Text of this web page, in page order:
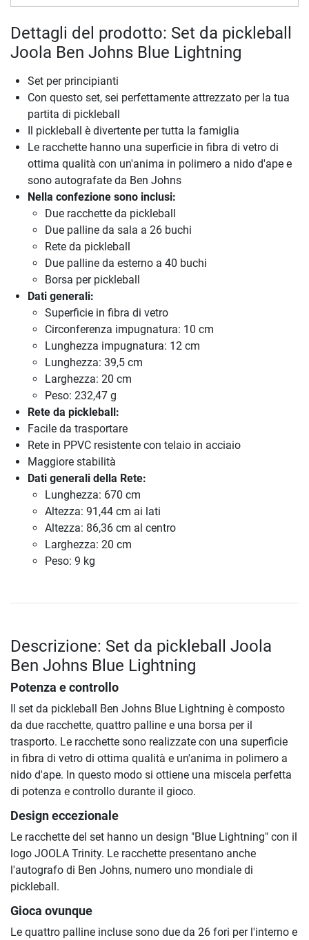
Dettagli del prodotto: Set da pickleball
Joola Ben Johns Blue Lightning
Set per principianti
Con questo set, sei perfettamente attrezzato per la tua
partita di pickleball
Il pickleball è divertente per tutta la famiglia
Le racchette hanno una superficie in fibra di vetro di
ottima qualità con un'anima in polimero a nido d'ape e
sono autografate da Ben Johns
Nella confezione sono inclusi:
Due racchette da pickleball
Due palline da sala a 26 buchi
Rete da pickleball
Due palline da esterno a 40 buchi
Borsa per pickleball
Dati generali:
Superficie in fibra di vetro
Circonferenza impugnatura: 10 cm
Lunghezza impugnatura: 12 cm
Lunghezza: 39,5 cm
Larghezza: 20 cm
Peso: 232,47 g
Rete da pickleball:
Facile da trasportare
Rete in PPVC resistente con telaio in acciaio
Maggiore stabilità
Dati generali della Rete:
Lunghezza: 670 cm
Altezza: 91,44 cm ai lati
Altezza: 86,36 cm al centro
Larghezza: 20 cm
Peso: 9 kg
Descrizione: Set da pickleball Joola
Ben Johns Blue Lightning
Potenza e controllo
Il set da pickleball Ben Johns Blue Lightning è composto
da due racchette, quattro palline e una borsa per il
trasporto. Le racchette sono realizzate con una superficie
in fibra di vetro di ottima qualità e un'anima in polimero a
nido d'ape. In questo modo si ottiene una miscela perfetta
di potenza e controllo durante il gioco.
Design eccezionale
Le racchette del set hanno un design "Blue Lightning" con il
logo JOOLA Trinity. Le racchette presentano anche
l'autografo di Ben Johns, numero uno mondiale di
pickleball.
Gioca ovunque
Le quattro palline incluse sono due da 26 fori per l'interno e